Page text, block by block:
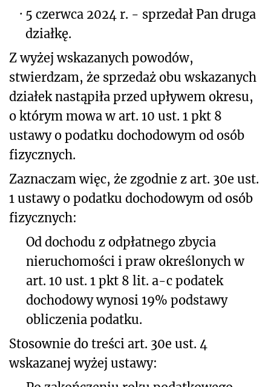
· 5 czerwca 2024 r. - sprzedał Pan druga
działkę.
Z wyżej wskazanych powodów,
stwierdzam, że sprzedaż obu wskazanych
działek nastąpiła przed upływem okresu,
o którym mowa w art. 10 ust. 1 pkt 8
ustawy o podatku dochodowym od osób
fizycznych.
Zaznaczam więc, że zgodnie z art. 30e ust.
1 ustawy o podatku dochodowym od osób
fizycznych:
Od dochodu z odpłatnego zbycia
nieruchomości i praw określonych w
art. 10 ust. 1 pkt 8 lit. a-c podatek
dochodowy wynosi 19% podstawy
obliczenia podatku.
Stosownie do treści art. 30e ust. 4
wskazanej wyżej ustawy: